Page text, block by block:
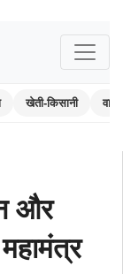
खेती-किसानी
और